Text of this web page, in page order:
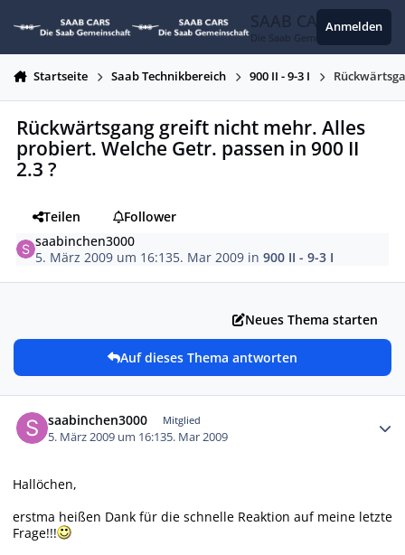
SAAB CARS
Die Saab Gemeinschaft
Anmelden
Startseite Saab Technikbereich 900 II - 9-3 I
Rückwärtsgang greift nicht mehr. Alles
probiert. Welche Getr. passen in 900 II
2.3 ?
Teilen
Follower
saabinchen3000
5. März 2009 um 16:135. Mar 2009 in900 II - 9-3 I
Neues Thema starten
Auf dieses Thema antworten
saabinchen3000 Mitglied
5. März 2009 um 16:135. Mar 2009
Hallöchen,
erstma heißen Dank für die schnelle Reaktion auf meine letzte
Frage!!!